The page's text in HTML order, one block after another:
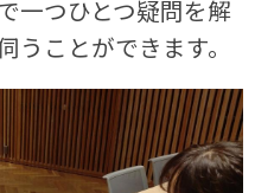
一つひとつ疑問を解
ことができます。